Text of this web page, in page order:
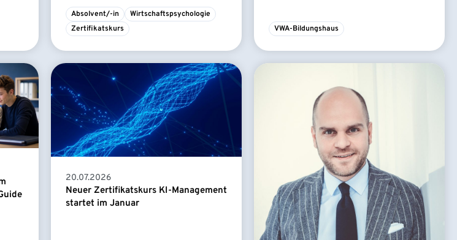
Absolvent/-in
Wirtschaftspsychologie
Zertifikatskurs
VWA-Bildungshaus
20.07.2026
Neuer Zertifikatskurs KI-Management
startet im Januar